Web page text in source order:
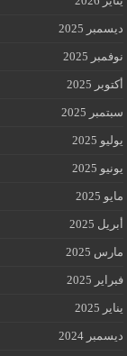
ديسمبر 2025
نوفمبر 2025
أكتوبر 2025
سبتمبر 2025
يوليو 2025
يونيو 2025
مايو 2025
أبريل 2025
مارس 2025
فبراير 2025
يناير 2025
ديسمبر 2024